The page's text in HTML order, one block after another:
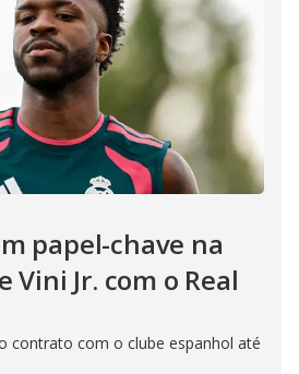
papel-chave na
Vini Jr. com o Real
contrato com o clube espanhol até